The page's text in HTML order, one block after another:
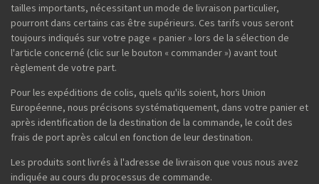
tailles importants, nécessitant un mode de livraison particulier,
pourront dans certains cas être supérieurs. Ces tarifs vous seront
toujours indiqués sur votre page « panier » lors de la sélection de
l'article concerné (clic sur le bouton « commander ») avant tout
règlement de votre part.
Pour les expéditions de colis, quels qu'ils soient, hors Union
Européenne, nous précisons systématiquement, dans votre panier et
après identification de la destination de la commande, le coût des
frais de port après calcul en fonction de leur destination.
Les produits sont livrés à l'adresse de livraison que vous nous avez
indiquée au cours du processus de commande.